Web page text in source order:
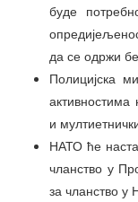
буде
да се одржи
Полицијска
и
НАТО ће
чланство у
за чланство у